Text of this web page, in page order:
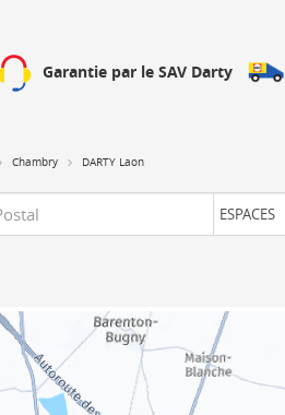
Garantie par le SAV Darty
Chambry DARTY Laon
ESPACES